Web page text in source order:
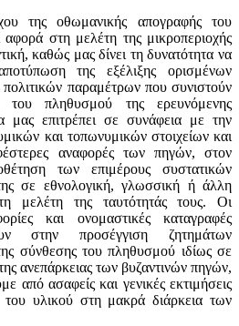
της οθωμανικής απογραφής του
αφορά στη μελέτη της μικροπεριοχής
καθώς μας δίνει τη δυνατότητα να
της εξέλιξης ορισμένων
πολιτικών παραμέτρων που συνιστούν
του πληθυσμού της ερευνόμενης
μας επιτρέπει σε συνάφεια με την
και τοπωνυμικών στοιχείων και
αναφορές των πηγών, στον
των επιμέρους συστατικών
σε εθνολογική, γλωσσική ή άλλη
μελέτη της ταυτότητάς τους. Οι
και ονομαστικές καταγραφές
στην προσέγγιση ζητημάτων
σύνθεσης του πληθυσμού ιδίως σε
ανεπάρκειας των βυζαντινών πηγών,
από ασαφείς και γενικές εκτιμήσεις
του υλικού στη μακρά διάρκεια των